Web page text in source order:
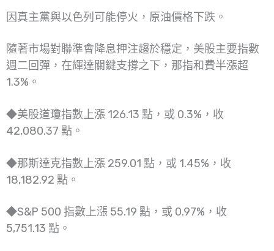
因真主黨與以色列可能停火，原油價格下跌。
隨著市場對聯準會降息押注趨於穩定，美股主要指數
週二回彈，在輝達關鍵支撐之下，那指和費半漲超
1.3%。
◆美股道瓊指數上漲 126.13 點，或 0.3%，收
42,080.37 點。
◆那斯達克指數上漲 259.01 點，或 1.45%，收
18,182.92 點。
◆S&P 500 指數上漲 55.19 點，或 0.97%，收
5,751.13 點。